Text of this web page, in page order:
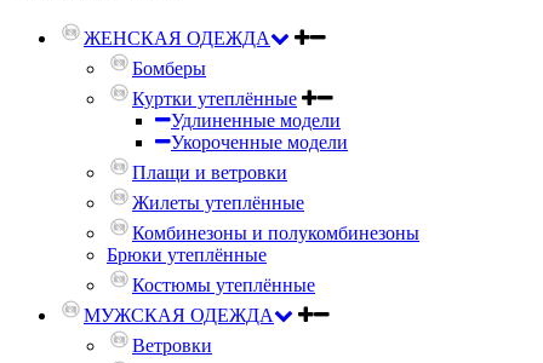
ЖЕНСКАЯ ОДЕЖДА
Бомберы
Куртки утеплённые
Удлиненные модели
Укороченные модели
Плащи и ветровки
Жилеты утеплённые
Комбинезоны и полукомбинезоны
Брюки утеплённые
Костюмы утеплённые
МУЖСКАЯ ОДЕЖДА
Ветровки